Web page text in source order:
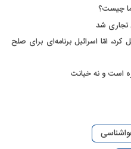
چیست؟
امّا اسرائیل برنامه‌ای برای صلح
است و نه خیانت